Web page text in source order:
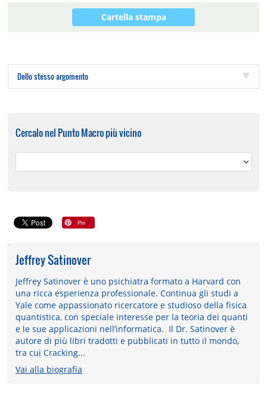
Cartella stampa
Dello stesso argomento
Cercalo nel Punto Macro più vicino
Jeffrey Satinover
Jeffrey Satinover è uno psichiatra formato a Harvard con
una ricca esperienza professionale. Continua gli studi a
Yale come appassionato ricercatore e studioso della fisica
quantistica, con speciale interesse per la teoria dei quanti
e le sue applicazioni nell’informatica. Il Dr. Satinover è
autore di più libri tradotti e pubblicati in tutto il mondo,
tra cui Cracking...
Vai alla biografia